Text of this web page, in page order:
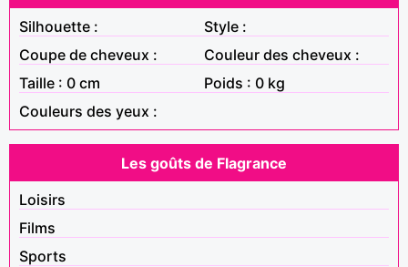
Silhouette :
Style :
Coupe de cheveux :
Couleur des cheveux :
Taille : 0 cm
Poids : 0 kg
Couleurs des yeux :
Les goûts de Flagrance
Loisirs
Films
Sports